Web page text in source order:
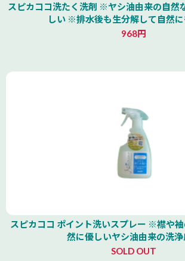
スピカココ洗たく洗剤 ※ヤシ油由来の自然
しい ※排水後も生分解して自然
968円
スピカココ ポイント洗いスプレー ※襟や
然に優しいヤシ油由来の洗浄
SOLD OUT